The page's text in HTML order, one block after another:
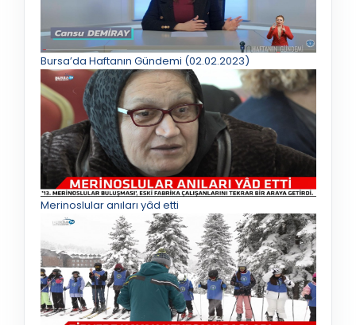
Bursa’da Haftanın Gündemi (02.02.2023)
Merinoslular anıları yâd etti